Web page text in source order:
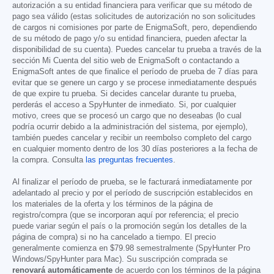
autorización a su entidad financiera para verificar que su método de
pago sea válido (estas solicitudes de autorización no son solicitudes
de cargos ni comisiones por parte de EnigmaSoft, pero, dependiendo
de su método de pago y/o su entidad financiera, pueden afectar la
disponibilidad de su cuenta). Puedes cancelar tu prueba a través de la
sección Mi Cuenta del sitio web de EnigmaSoft o contactando a
EnigmaSoft antes de que finalice el período de prueba de 7 días para
evitar que se genere un cargo y se procese inmediatamente después
de que expire tu prueba. Si decides cancelar durante tu prueba,
perderás el acceso a SpyHunter de inmediato. Si, por cualquier
motivo, crees que se procesó un cargo que no deseabas (lo cual
podría ocurrir debido a la administración del sistema, por ejemplo),
también puedes cancelar y recibir un reembolso completo del cargo
en cualquier momento dentro de los 30 días posteriores a la fecha de
la compra. Consulta las preguntas frecuentes.
Al finalizar el período de prueba, se le facturará inmediatamente por
adelantado al precio y por el período de suscripción establecidos en
los materiales de la oferta y los términos de la página de
registro/compra (que se incorporan aquí por referencia; el precio
puede variar según el país o la promoción según los detalles de la
página de compra) si no ha cancelado a tiempo. El precio
generalmente comienza en $79.98 semestralmente (SpyHunter Pro
Windows/SpyHunter para Mac). Su suscripción comprada se
renovará automáticamente de acuerdo con los términos de la página